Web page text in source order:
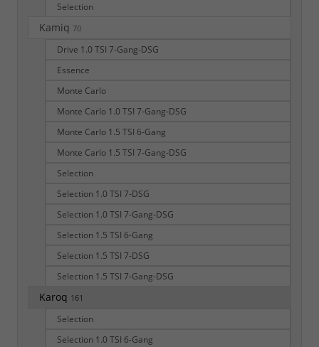
Selection
Kamiq 70
Drive 1.0 TSI 7-Gang-DSG
Essence
Monte Carlo
Monte Carlo 1.0 TSI 7-Gang-DSG
Monte Carlo 1.5 TSI 6-Gang
Monte Carlo 1.5 TSI 7-Gang-DSG
Selection
Selection 1.0 TSI 7-DSG
Selection 1.0 TSI 7-Gang-DSG
Selection 1.5 TSI 6-Gang
Selection 1.5 TSI 7-DSG
Selection 1.5 TSI 7-Gang-DSG
Karoq 161
Selection
Selection 1.0 TSI 6-Gang